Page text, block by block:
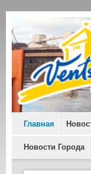
Главная
Новости Города